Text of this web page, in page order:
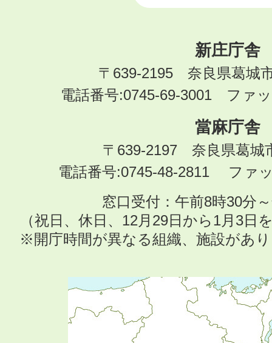
新庄庁舎
〒639-2195 奈良県葛城
電話番号:0745-69-3001 ファ
當麻庁舎
〒639-2197 奈良県葛城
電話番号:0745-48-2811 ファ
窓口受付：午前8時30分
（祝日、休日、12月29日から1月3日
※開庁時間が異なる組織、施設があ